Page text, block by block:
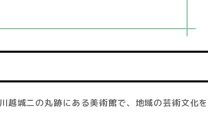
川越城二の丸跡にある美術館で、地域の芸術文化を